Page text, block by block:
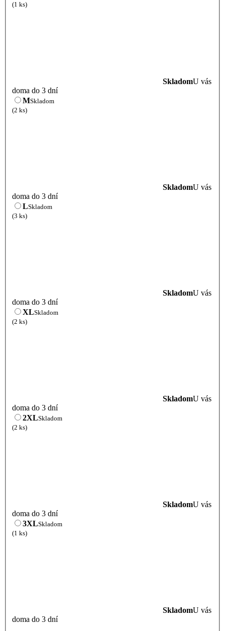
(1 ks)
SkladomU vás
doma do 3 dní
MSkladom
(2 ks)
SkladomU vás
doma do 3 dní
LSkladom
(3 ks)
SkladomU vás
doma do 3 dní
XLSkladom
(2 ks)
SkladomU vás
doma do 3 dní
2XLSkladom
(2 ks)
SkladomU vás
doma do 3 dní
3XLSkladom
(1 ks)
SkladomU vás
doma do 3 dní